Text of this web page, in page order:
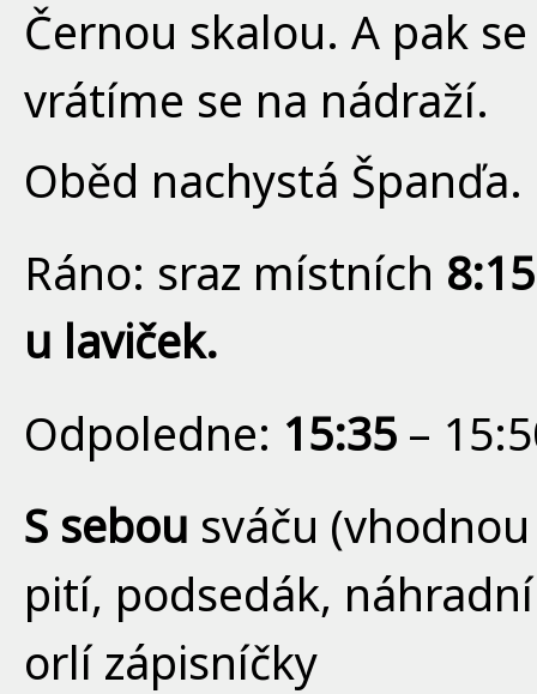
Černou skalou. A pak
vrátíme se na nádraží.
Oběd nachystá Španďa.
Ráno: sraz místních
u laviček.
Odpoledne: 15:35 –
S sebou sváču
pití, podsedák,
orlí zápisníčky